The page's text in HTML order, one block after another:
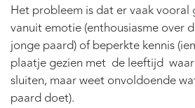
Het probleem is dat er vaak
vanuit emotie (enthousiasme over
jonge paard) of beperkte kennis
plaatje gezien met de leeftijd
sluiten, maar weet onvoldoende
paard doet).